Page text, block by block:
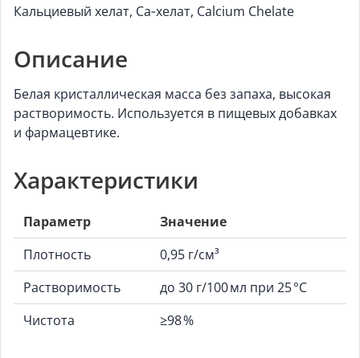
Кальциевый хелат, Ca‑хелат, Calcium Chelate
Описание
Белая кристаллическая масса без запаха, высокая
растворимость. Используется в пищевых добавках
и фармацевтике.
Характеристики
Параметр
Значение
Плотность
0,95 г/см³
Растворимость
до 30 г/100 мл при 25 °C
Чистота
≥98 %